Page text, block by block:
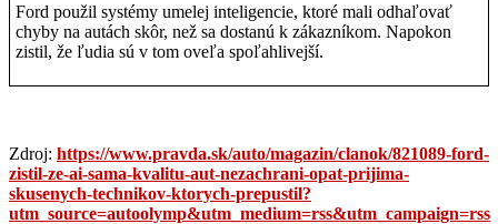
Ford použil systémy umelej inteligencie, ktoré mali odhaľovať
chyby na autách skôr, než sa dostanú k zákazníkom. Napokon
zistil, že ľudia sú v tom oveľa spoľahlivejší.
Zdroj: https://www.pravda.sk/auto/magazin/clanok/821089-ford-
zistil-ze-ai-sama-kvalitu-aut-nezachrani-opat-prijima-
skusenych-technikov-ktorych-prepustil?
utm_source=autoolymp&utm_medium=rss&utm_campaign=rss